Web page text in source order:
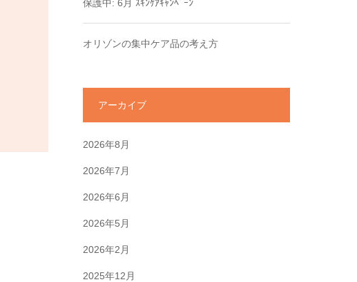
保護中: 6月 ｽｷﾝｹｱｷｬﾝﾍﾟｰﾝ
オリゾンの集中ケア品の考え方
アーカイブ
2026年8月
2026年7月
2026年6月
2026年5月
2026年2月
2025年12月